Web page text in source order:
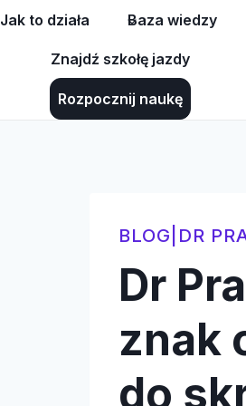
Jak to działa Baza wiedzy
Znajdź szkołę jazdy
Rozpocznij naukę
BLOG DR
Dr
znak
do